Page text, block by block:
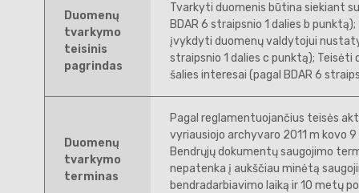
Duomenų
tvarkymo
teisinis
pagrindas
Tvarkyti duomenis būtina siekiant
BDAR 6 straipsnio 1 dalies b
įvykdyti duomenų valdytojui
straipsnio 1 dalies c punktą);
šalies interesai (pagal BDAR 6
Duomenų
tvarkymo
terminas
Pagal reglamentuojančius teisės
vyriausiojo archyvaro 2011 m kovo
Bendrųjų dokumentų saugojimo
nepatenka į aukščiau minėtą
bendradarbiavimo laiką ir 10 metų